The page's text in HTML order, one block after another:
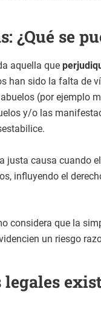
¿Qué se
aquella que
han sido la falta de
(por ejemplo
y/o las
justa causa cuando
influyendo el
considera que la
un riesgo
legales